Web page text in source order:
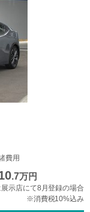
費用
.7万円
示店にて8月登録の場合
※消費税10%込み